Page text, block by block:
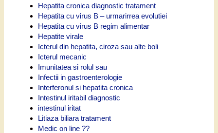
Hepatita cronica diagnostic tratament
Hepatita cu virus B – urmarirrea evolutiei
Hepatita cu virus B regim alimentar
Hepatite virale
Icterul din hepatita, ciroza sau alte boli
Icterul mecanic
Imunitatea si rolul sau
Infectii in gastroenterologie
Interferonul si hepatita cronica
Intestinul iritabil diagnostic
intestinul iritat
Litiaza biliara tratament
Medic on line ??